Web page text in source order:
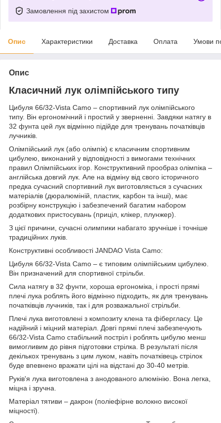
Замовлення під захистом
Опис Характеристики Доставка Оплата Умови
Опис
Класичний лук олімпійського типу
Цибуля 66/32-Vista Camo – спортивний лук олімпійського
типу. Він ергономічний і простий у зверненні. Завдяки натягу в
32 фунта цей лук відмінно підійде для тренувань початківців
лучників.
Олімпійський лук (або олімпік) є класичним спортивним
цибулею, виконаний у відповідності з вимогами технічних
правил Олімпійських ігор. Конструктивний прообраз олімпіка –
англійська довгий лук. Але на відміну від свого історичного
предка сучасний спортивний лук виготовляється з сучасних
матеріалів (дюралюміній, пластик, карбон та інші), має
розбірну конструкцію і забезпечений багатим набором
додаткових пристосувань (приціл, клікер, плунжер).
З цієї причини, сучасні олимпики набагато зручніше і точніше
традиційних луків.
Конструктивні особливості JANDAO Vista Camo:
Цибуля 66/32-Vista Camo – є типовим олімпійським цибулею.
Він призначений для спортивної стрільби.
Сила натягу в 32 фунти, хороша ергономіка, і прості прямі
плечі лука роблять його відмінно підходить, як для тренувань
початківців лучників, так і для розважальної стрільби.
Плечі лука виготовлені з композиту клена та фібергласу. Це
надійний і міцний матеріал. Довгі прямі плечі забезпечують
66/32-Vista Camo стабільний постріл і роблять цибулю менш
вимогливим до рівня підготовки стрілка. В результаті після
декількох тренувань з цим луком, навіть початківець стрілок
буде впевнено вражати цілі на відстані до 30-40 метрів.
Руків'я лука виготовлена з анодованого алюмінію. Вона легка,
міцна і зручна.
Матеріал тятиви – дакрон (поліефірне волокно високої
міцності).